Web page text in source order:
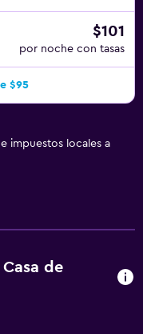
$101
por noche con tasas
$95
impuestos locales a
de